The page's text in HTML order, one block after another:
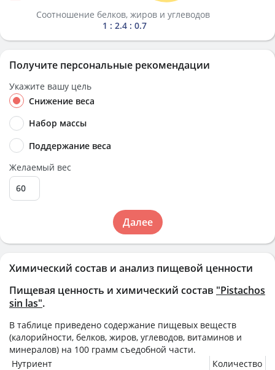
Химический состав и анализ пищевой ценности
Пищевая ценность и химический состав "Pistachos
sin las".
В таблице приведено содержание пищевых веществ
(калорийности, белков, жиров, углеводов, витаминов и
минералов) на 100 грамм съедобной части.
Нутриент
Количество
Соотношение белков, жиров и углеводов
1 : 2.4 : 0.7
Получите персональные рекомендации
Укажите вашу цель
Снижение веса
Набор массы
Поддержание веса
Желаемый вес
Далее